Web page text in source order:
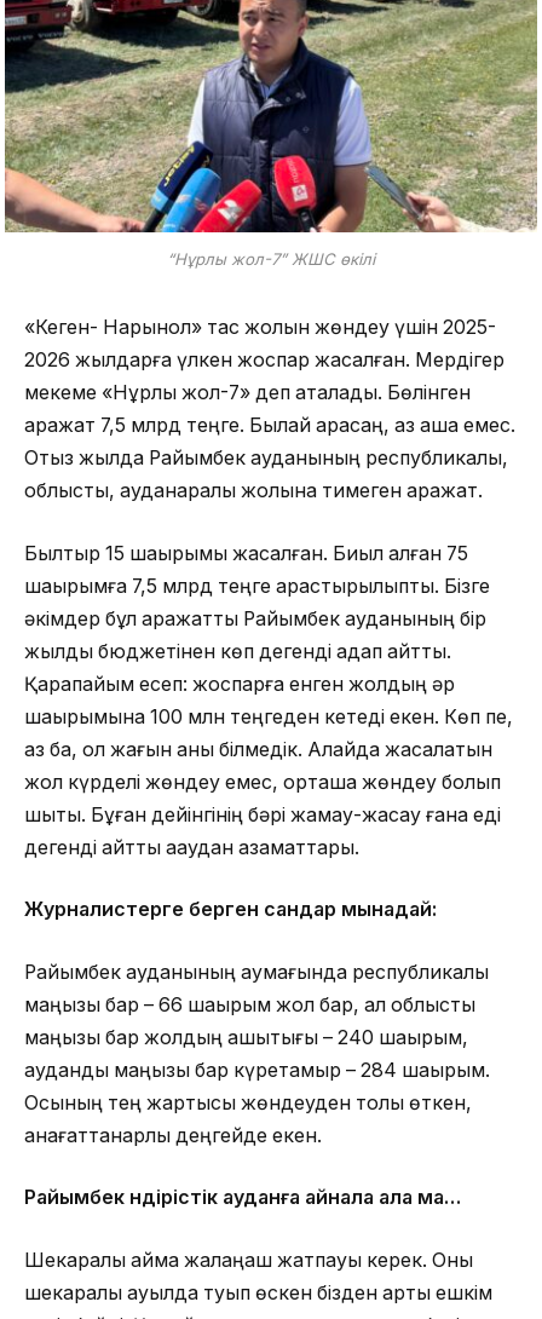
“Нұрлы жол-7” ЖШС өкілі
«Кеген- Нарынқол» тас жолын жөндеу үшін 2025-
2026 жылдарға үлкен жоспар жасалған. Мердігер
мекеме «Нұрлы жол-7» деп аталады. Бөлінген
қаражат 7,5 млрд теңге. Былай қарасаң, аз ақша емес.
Отыз жылда Райымбек ауданының республикалық,
облыстық, ауданаралық жолына тимеген қаражат.
Былтыр 15 шақырымы жасалған. Биыл қалған 75
шақырымға 7,5 млрд теңге қарастырылыпты. Бізге
әкімдер бұл қаражатты Райымбек ауданының бір
жылдық бюджетінен көп дегенді қадап айтты.
Қарапайым есеп: жоспарға енген жолдың әр
шақырымына 100 млн теңгеден кетеді екен. Көп пе,
аз ба, ол жағын анық білмедік. Алайда жасалатын
жол күрделі жөндеу емес, орташа жөндеу болып
шықты. Бұған дейінгінің бәрі жамау-жасқау ғана еді
дегенді айтты ааудан азаматтары.
Журналистерге берген сандар мынадай:
Райымбек ауданының аумағында республикалық
маңызы бар – 66 шақырым жол бар, ал облыстық
маңызы бар жолдың қашықтығы – 240 шақырым,
аудандық маңызы бар күретамыр – 284 шақырым.
Осының тең жартысы жөндеуден толық өткен,
қанағаттанарлық деңгейде екен.
Райымбек өндірістік ауданға айнала ала ма…
Шекаралық аймақ жалаңаш жатпауы керек. Оны
шекаралық ауылда туып өскен бізден артық ешкім